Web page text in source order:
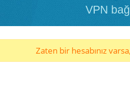
VPN
Zaten bir hesabınız